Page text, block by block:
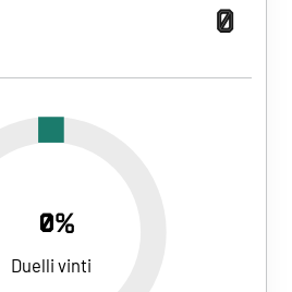
0
0%
Duelli vinti